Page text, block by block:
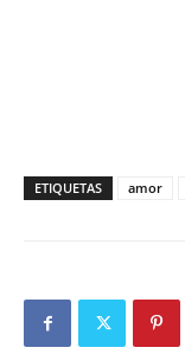
ETIQUETAS amor